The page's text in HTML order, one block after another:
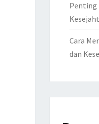
Penting
Cara
dan